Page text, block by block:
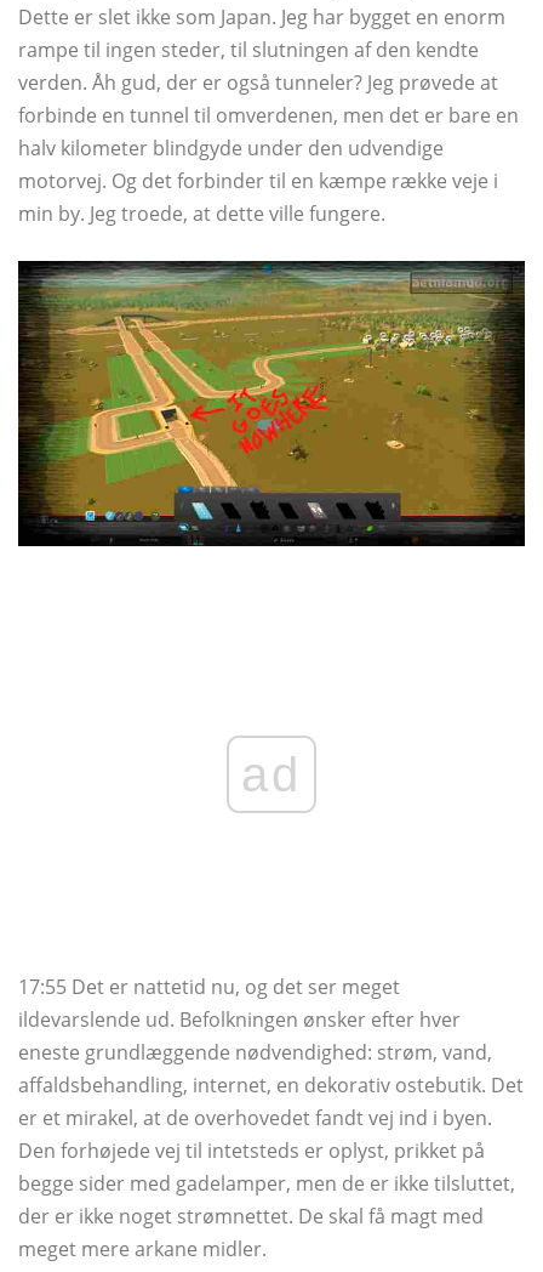
Dette er slet ikke som Japan. Jeg har bygget en enorm
rampe til ingen steder, til slutningen af ​​den kendte
verden. Åh gud, der er også tunneler? Jeg prøvede at
forbinde en tunnel til omverdenen, men det er bare en
halv kilometer blindgyde under den udvendige
motorvej. Og det forbinder til en kæmpe række veje i
min by. Jeg troede, at dette ville fungere.
ad
17:55 Det er nattetid nu, og det ser meget
ildevarslende ud. Befolkningen ønsker efter hver
eneste grundlæggende nødvendighed: strøm, vand,
affaldsbehandling, internet, en dekorativ ostebutik. Det
er et mirakel, at de overhovedet fandt vej ind i byen.
Den forhøjede vej til intetsteds er oplyst, prikket på
begge sider med gadelamper, men de er ikke tilsluttet,
der er ikke noget strømnettet. De skal få magt med
meget mere arkane midler.